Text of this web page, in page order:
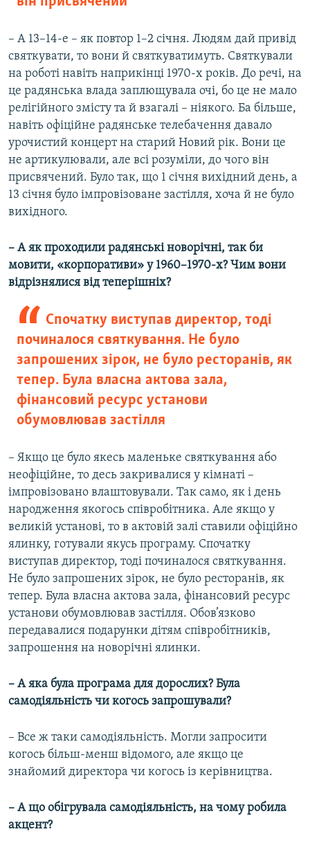
– А 13–14-е – як повтор 1–2 січня. Людям дай привід
святкувати, то вони й святкуватимуть. Святкували
на роботі навіть наприкінці 1970-х років. До речі, на
це радянська влада заплющувала очі, бо це не мало
релігійного змісту та й взагалі – ніякого. Ба більше,
навіть офіційне радянське телебачення давало
урочистий концерт на старий Новий рік. Вони це
не артикулювали, але всі розуміли, до чого він
присвячений. Було так, що 1 січня вихідний день, а
13 січня було імпровізоване застілля, хоча й не було
вихідного.
– А як проходили радянські новорічні, так би
мовити, «корпоративи» у 1960–1970-х? Чим вони
відрізнялися від теперішніх?
Спочатку виступав директор, тоді
починалося святкування. Не було
запрошених зірок, не було ресторанів, як
тепер. Була власна актова зала,
фінансовий ресурс установи
обумовлював застілля
– Якщо це було якесь маленьке святкування або
неофіційне, то десь закривалися у кімнаті –
імпровізовано влаштовували. Так само, як і день
народження якогось співробітника. Але якщо у
великій установі, то в актовій залі ставили офіційно
ялинку, готували якусь програму. Спочатку
виступав директор, тоді починалося святкування.
Не було запрошених зірок, не було ресторанів, як
тепер. Була власна актова зала, фінансовий ресурс
установи обумовлював застілля. Обов’язково
передавалися подарунки дітям співробітників,
запрошення на новорічні ялинки.
– А яка була програма для дорослих? Була
самодіяльність чи когось запрошували?
– Все ж таки самодіяльність. Могли запросити
когось більш-менш відомого, але якщо це
знайомий директора чи когось із керівництва.
– А що обігрувала самодіяльність, на чому робила
акцент?